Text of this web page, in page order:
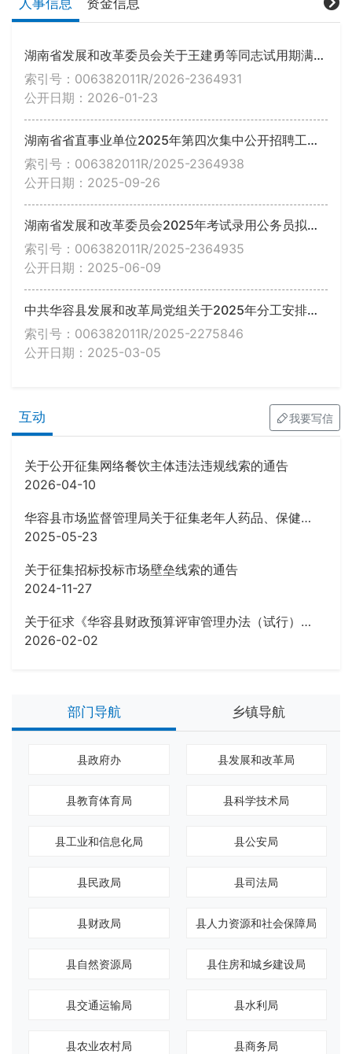
人事信息 资金信息
湖南省发展和改革委员会关于王建勇等同志试用期满正式任职的通知
索引号：006382011R/2026-2364931
公开日期：2026-01-23
湖南省省直事业单位2025年第四次集中公开招聘工作人员公告
索引号：006382011R/2025-2364938
公开日期：2025-09-26
湖南省发展和改革委员会2025年考试录用公务员拟录用人员名单公示
索引号：006382011R/2025-2364935
公开日期：2025-06-09
中共华容县发展和改革局党组关于2025年分工安排的通知
索引号：006382011R/2025-2275846
公开日期：2025-03-05
互动 我要写信
关于公开征集网络餐饮主体违法违规线索的通告
2026-04-10
华容县市场监督管理局关于征集老年人药品、保健品虚假宣传等违法行为线索的公告
2025-05-23
关于征集招标投标市场壁垒线索的通告
2024-11-27
关于征求《华容县财政预算评审管理办法（试行）》 (征求意见稿)意见的公告
2026-02-02
部门导航 乡镇导航
县政府办 县发展和改革局
县教育体育局 县科学技术局
县工业和信息化局 县公安局
县民政局 县司法局
县财政局 县人力资源和社会保障局
县自然资源局 县住房和城乡建设局
县交通运输局 县水利局
县农业农村局 县商务局